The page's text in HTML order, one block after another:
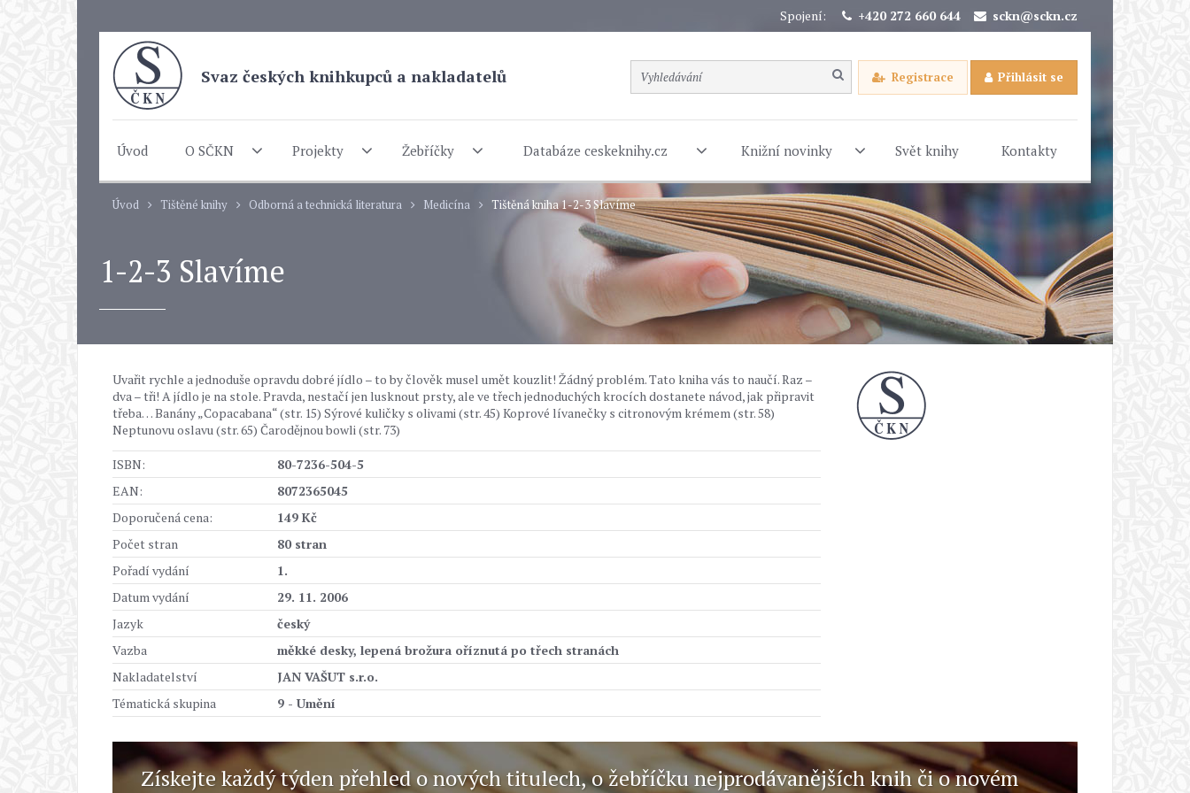
Spojení: +420 272 660 644 sckn@sckn.cz
Svaz českých knihkupců a nakladatelů Registrace Přihlásit se
Úvod O SČKN Projekty Žebříčky Databáze ceskeknihy.cz Knižní novinky Svět knihy Kontakty
Úvod Tištěné knihy Odborná a technická literatura Medicína Tištěná kniha 1-2-3 Slavíme
1-2-3 Slavíme
Uvařit rychle a jednoduše opravdu dobré jídlo – to by člověk musel umět kouzlit! Žádný problém. Tato kniha vás to naučí. Raz –
dva – tři! A jídlo je na stole. Pravda, nestačí jen lusknout prsty, ale ve třech jednoduchých krocích dostanete návod, jak připravit
třeba… Banány „Copacabana“ (str. 15) Sýrové kuličky s olivami (str. 45) Koprové lívanečky s citronovým krémem (str. 58)
Neptunovu oslavu (str. 65) Čarodějnou bowli (str. 73)
ISBN:
80-7236-504-5
EAN:
8072365045
Doporučená cena:
149 Kč
Počet stran
80 stran
Pořadí vydání
1.
Datum vydání
29. 11. 2006
Jazyk
český
Vazba
měkké desky, lepená brožura oříznutá po třech stranách
Nakladatelství
JAN VAŠUT s.r.o.
Tématická skupina
9 - Umění
Získejte každý týden přehled o nových titulech, o žebříčku nejprodávanějších knih či o novém